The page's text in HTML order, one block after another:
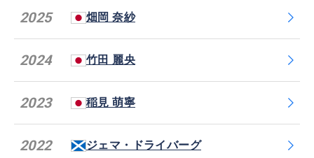
2025 畑岡 奈紗
2024 竹田 麗央
2023 稲見 萌寧
2022 ジェマ・ドライバーグ